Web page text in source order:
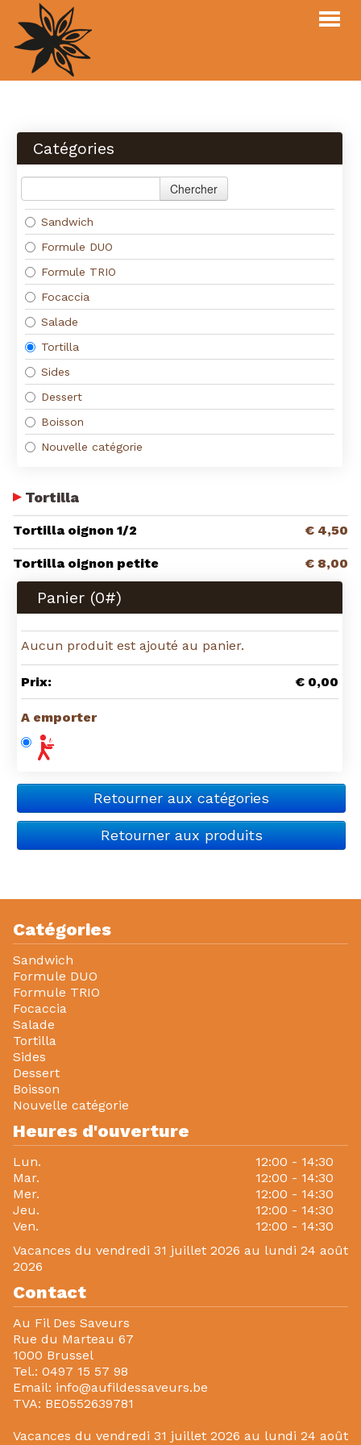
À propos
Contact
MENU COMMANDER
Catégories
Chercher
Sandwich
Formule DUO
Formule TRIO
Focaccia
Salade
Tortilla
Sides
Dessert
Boisson
Nouvelle catégorie
Tortilla
Tortilla oignon 1/2 € 4,50
Tortilla oignon petite € 8,00
Panier (0#)
Aucun produit est ajouté au panier.
Prix: € 0,00
A emporter
Retourner aux catégories
Retourner aux produits
Catégories
Sandwich
Formule DUO
Formule TRIO
Focaccia
Salade
Tortilla
Sides
Dessert
Boisson
Nouvelle catégorie
Heures d'ouverture
Lun.
12:00 - 14:30
Mar.
12:00 - 14:30
Mer.
12:00 - 14:30
Jeu.
12:00 - 14:30
Ven.
12:00 - 14:30
Vacances du vendredi 31 juillet 2026 au lundi 24 août
2026
Contact
Au Fil Des Saveurs
Rue du Marteau 67
1000 Brussel
Tel.: 0497 15 57 98
Email: info@aufildessaveurs.be
TVA: BE0552639781
Vacances du vendredi 31 juillet 2026 au lundi 24 août